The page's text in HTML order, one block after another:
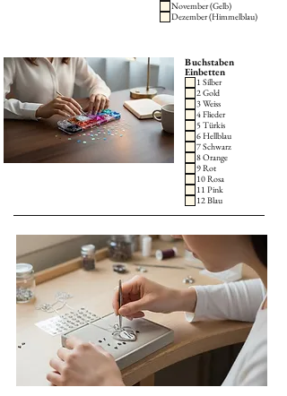
November (Gelb)
Dezember (Himmelblau)
Buchstaben
Einbetten
1 Silber
2 Gold
3 Weiss
4 Flieder
5 Türkis
6 Hellblau
7 Schwarz
8 Orange
9 Rot
10 Rosa
11 Pink
12 Blau